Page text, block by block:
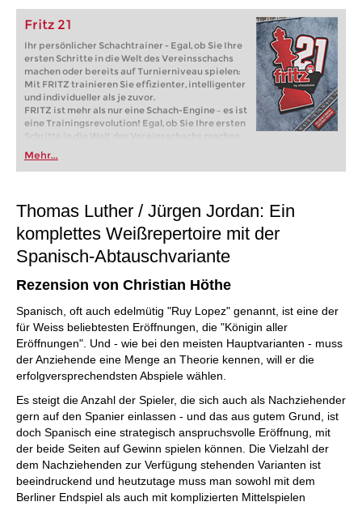
Fritz 21
Ihr persönlicher Schachtrainer - Egal, ob Sie Ihre
ersten Schritte in die Welt des Vereinsschachs
machen oder bereits auf Turnierniveau spielen:
Mit FRITZ trainieren Sie effizienter, intelligenter
und individueller als je zuvor.
FRITZ ist mehr als nur eine Schach-Engine – es ist
eine Trainingsrevolution! Egal, ob Sie Ihre ersten
Schritte in die Welt des Vereinsschachs machen
oder bereits auf Turnierniveau spielen: Mit
FRITZ trainieren Sie effizienter, intelligenter und
individueller als je zuvor.
Mehr...
Thomas Luther / Jürgen Jordan: Ein
komplettes Weißrepertoire mit der
Spanisch-Abtauschvariante
Rezension von Christian Höthe
Spanisch, oft auch edelmütig "Ruy Lopez" genannt, ist eine der
für Weiss beliebtesten Eröffnungen, die "Königin aller
Eröffnungen". Und - wie bei den meisten Hauptvarianten - muss
der Anziehende eine Menge an Theorie kennen, will er die
erfolgversprechendsten Abspiele wählen.
Es steigt die Anzahl der Spieler, die sich auch als Nachziehender
gern auf den Spanier einlassen - und das aus gutem Grund, ist
doch Spanisch eine strategisch anspruchsvolle Eröffnung, mit
der beide Seiten auf Gewinn spielen können. Die Vielzahl der
dem Nachziehenden zur Verfügung stehenden Varianten ist
beeindruckend und heutzutage muss man sowohl mit dem
Berliner Endspiel als auch mit komplizierten Mittelspielen